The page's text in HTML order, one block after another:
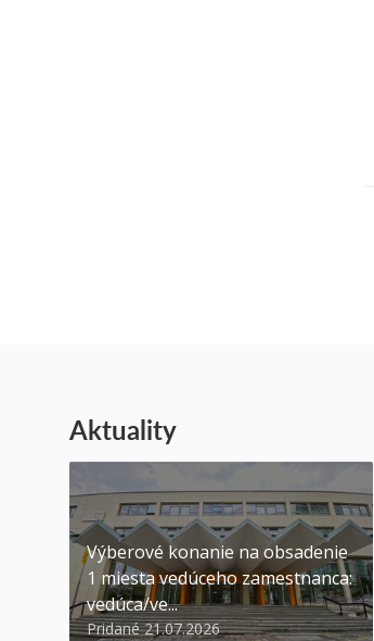
Aktuality
Výberové konanie na obsadenie
1 miesta vedúceho zamestnanca:
vedúca/ve...
Pridané 21.07.2026